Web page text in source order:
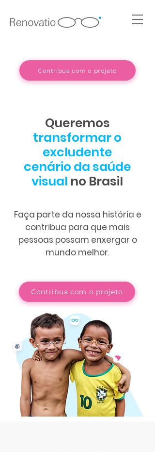
Contribua com o projeto
Queremos
transformar o
excludente
cenário da saúde
visual no Brasil
Faça parte da nossa história e
contribua para que mais
pessoas possam enxergar o
mundo melhor.
Contribua com o projeto